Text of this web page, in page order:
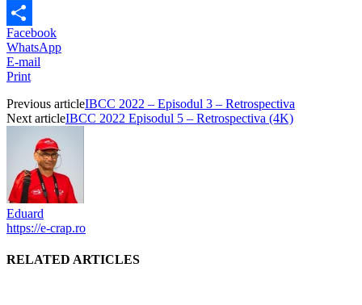
Email
Partajează
Facebook
WhatsApp
E-mail
Print
Previous articleIBCC 2022 – Episodul 3 – Retrospectiva
Next articleIBCC 2022 Episodul 5 – Retrospectiva (4K)
Eduard
https://e-crap.ro
RELATED ARTICLES